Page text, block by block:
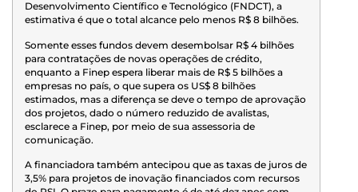
Desenvolvimento Científico e Tecnológico (FNDCT), a
estimativa é que o total alcance pelo menos R$ 8 bilhões.
Somente esses fundos devem desembolsar R$ 4 bilhões
para contratações de novas operações de crédito,
enquanto a Finep espera liberar mais de R$ 5 bilhões a
empresas no país, o que supera os US$ 8 bilhões
estimados, mas a diferença se deve o tempo de aprovação
dos projetos, dado o número reduzido de avalistas,
esclarece a Finep, por meio de sua assessoria de
comunicação.
A financiadora também antecipou que as taxas de juros de
3,5% para projetos de inovação financiados com recursos